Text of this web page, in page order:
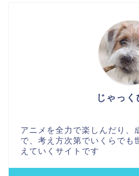
じゃっく
アニメを全力で楽しんだり、
で、考え方次第でいくらでも
えていくサイ